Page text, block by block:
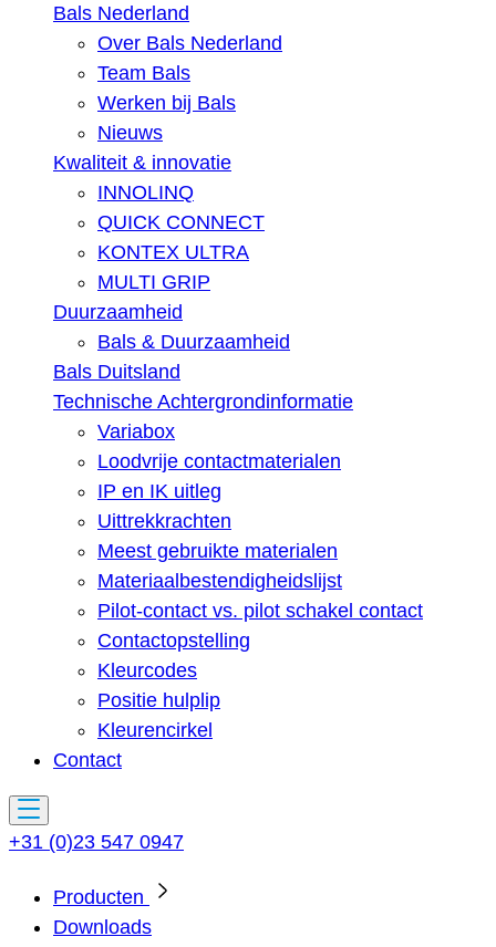
Bals Nederland
Over Bals Nederland
Team Bals
Werken bij Bals
Nieuws
Kwaliteit & innovatie
INNOLINQ
QUICK CONNECT
KONTEX ULTRA
MULTI GRIP
Duurzaamheid
Bals & Duurzaamheid
Bals Duitsland
Technische Achtergrondinformatie
Variabox
Loodvrije contactmaterialen
IP en IK uitleg
Uittrekkrachten
Meest gebruikte materialen
Materiaalbestendigheidslijst
Pilot-contact vs. pilot schakel contact
Contactopstelling
Kleurcodes
Positie hulplip
Kleurencirkel
Contact
+31 (0)23 547 0947
Producten
Downloads